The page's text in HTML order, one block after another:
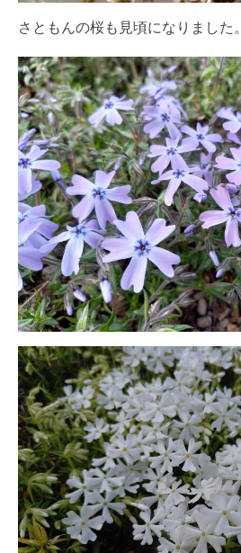
さともんの桜も見頃になりました。